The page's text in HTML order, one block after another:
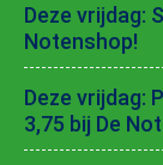
Deze vrijdag:
Notenshop!
Deze vrijdag:
3,75 bij De